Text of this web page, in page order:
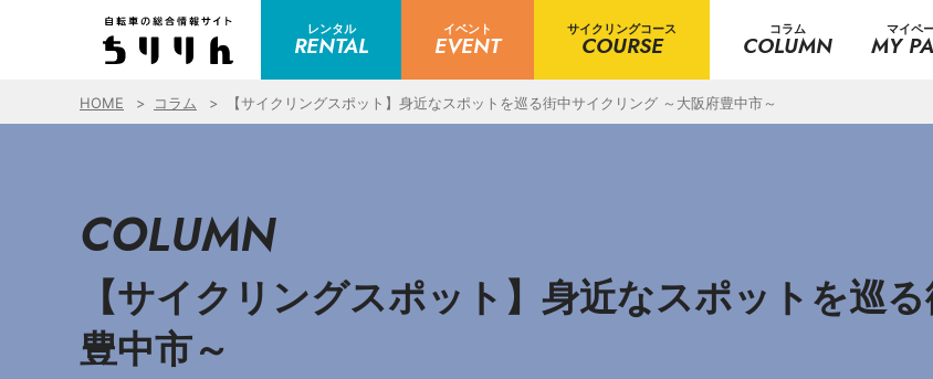
レンタル
RENTAL
イベント
EVENT
サイクリングコース
COURSE
コラム
COLUMN
マイペ
MY
HOME コラム 【サイクリングスポット】身近なスポットを巡る街中サイクリング ～大阪府豊中市～
COLUMN
【サイクリングスポット】身近なスポットを巡
豊中市～